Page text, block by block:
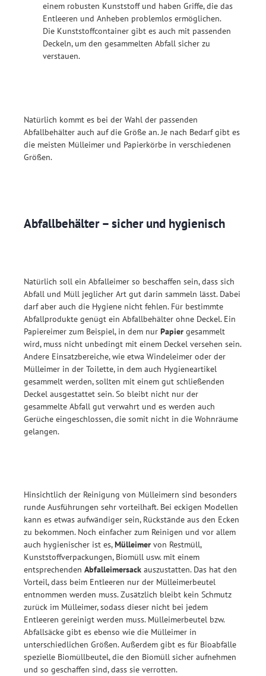
einem robusten Kunststoff und haben Griffe, die das
Entleeren und Anheben problemlos ermöglichen.
Die Kunststoffcontainer gibt es auch mit passenden
Deckeln, um den gesammelten Abfall sicher zu
verstauen.
Natürlich kommt es bei der Wahl der passenden
Abfallbehälter auch auf die Größe an. Je nach Bedarf gibt es
die meisten Mülleimer und Papierkörbe in verschiedenen
Größen.
Abfallbehälter – sicher und hygienisch
Natürlich soll ein Abfalleimer so beschaffen sein, dass sich
Abfall und Müll jeglicher Art gut darin sammeln lässt. Dabei
darf aber auch die Hygiene nicht fehlen. Für bestimmte
Abfallprodukte genügt ein Abfallbehälter ohne Deckel. Ein
Papiereimer zum Beispiel, in dem nur Papier gesammelt
wird, muss nicht unbedingt mit einem Deckel versehen sein.
Andere Einsatzbereiche, wie etwa Windeleimer oder der
Mülleimer in der Toilette, in dem auch Hygieneartikel
gesammelt werden, sollten mit einem gut schließenden
Deckel ausgestattet sein. So bleibt nicht nur der
gesammelte Abfall gut verwahrt und es werden auch
Gerüche eingeschlossen, die somit nicht in die Wohnräume
gelangen.
Hinsichtlich der Reinigung von Mülleimern sind besonders
runde Ausführungen sehr vorteilhaft. Bei eckigen Modellen
kann es etwas aufwändiger sein, Rückstände aus den Ecken
zu bekommen. Noch einfacher zum Reinigen und vor allem
auch hygienischer ist es,Mülleimer von Restmüll,
Kunststoffverpackungen, Biomüll usw. mit einem
entsprechenden Abfalleimersack auszustatten. Das hat den
Vorteil, dass beim Entleeren nur der Mülleimerbeutel
entnommen werden muss. Zusätzlich bleibt kein Schmutz
zurück im Mülleimer, sodass dieser nicht bei jedem
Entleeren gereinigt werden muss. Mülleimerbeutel bzw.
Abfallsäcke gibt es ebenso wie die Mülleimer in
unterschiedlichen Größen. Außerdem gibt es für Bioabfälle
spezielle Biomüllbeutel, die den Biomüll sicher aufnehmen
und so geschaffen sind, dass sie verrotten.